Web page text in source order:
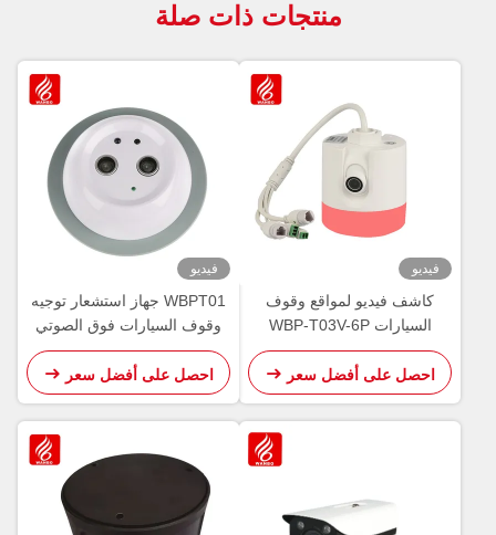
منتجات ذات صلة
فيديو
كاشف فيديو لمواقع وقوف
السيارات WBP-T03V-6P
التعرف المتزامن على أماكن
وقوف السيارات المتعددة
احصل على أفضل سعر
فيديو
WBPT01 جهاز استشعار توجيه
وقوف السيارات فوق الصوتي
نوع LED RGB القسمة الكاشف
فوق الصوتي
احصل على أفضل سعر